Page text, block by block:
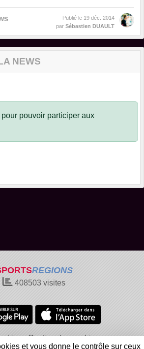
Publié le 19 déc. 2014
par Sébastien DUAULT
NEWS
pour pouvoir participer aux
REGIONS
408503 visites
Gestion des cookies
et vous donne le contrôle sur ceux